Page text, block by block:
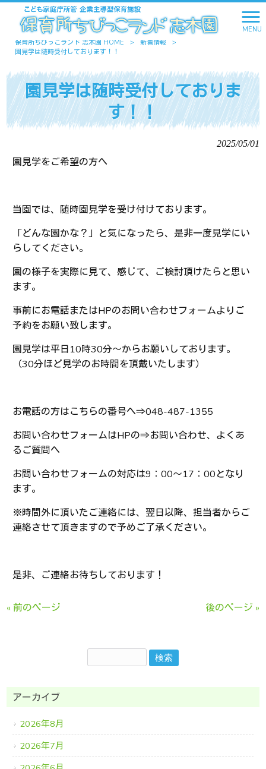
MENU
保育所ちびっこランド 志木園 HOME
> 新着情報
>
園見学は随時受付しております！！
園見学は随時受付しておりま
す！！
2025/05/01
園見学をご希望の方へ
当園では、随時園見学を受け付けております。
「どんな園かな？」と気になったら、是非一度見学にい
らしてください。
園の様子を実際に見て、感じて、ご検討頂けたらと思い
ます。
事前にお電話またはHPのお問い合わせフォームよりご
予約をお願い致します。
園見学は平日10時30分～からお願いしております。
（30分ほど見学のお時間を頂戴いたします）
お電話の方はこちらの番号へ⇒048-487-1355
お問い合わせフォームはHPの⇒お問い合わせ、よくあ
るご質問へ
お問い合わせフォームの対応は9：00～17：00となり
ます。
※時間外に頂いたご連絡には、翌日以降、担当者からご
連絡させて頂きますので予めご了承ください。
是非、ご連絡お待ちしております！
« 前のページ 後のページ »
アーカイブ
2026年8月
2026年7月